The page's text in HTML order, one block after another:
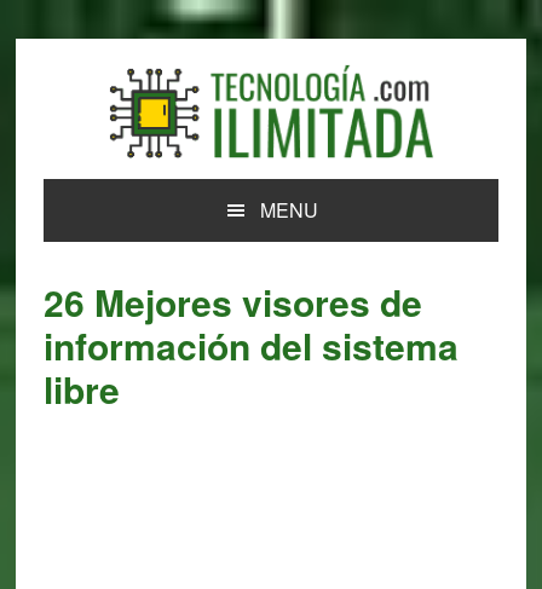
MENU
26 Mejores visores de
información del sistema
libre